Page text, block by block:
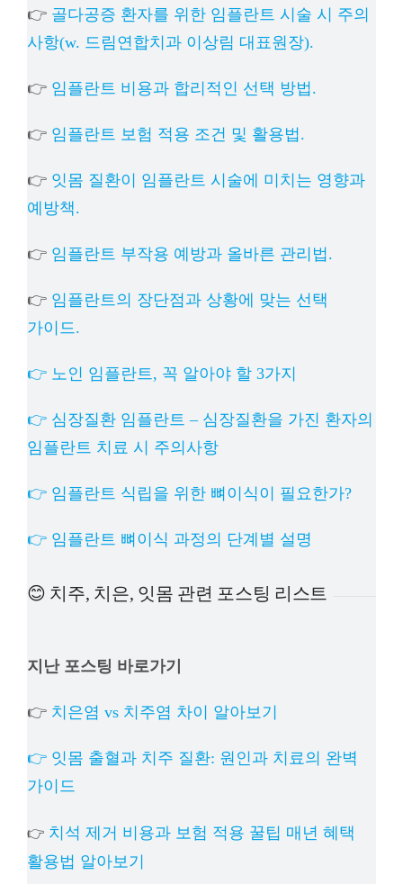
👉 골다공증 환자를 위한 임플란트 시술 시 주의
사항(w. 드림연합치과 이상림 대표원장).
👉 임플란트 비용과 합리적인 선택 방법.
👉 임플란트 보험 적용 조건 및 활용법.
👉 잇몸 질환이 임플란트 시술에 미치는 영향과
예방책.
👉 임플란트 부작용 예방과 올바른 관리법.
👉 임플란트의 장단점과 상황에 맞는 선택
가이드.
👉 노인 임플란트, 꼭 알아야 할 3가지
👉 심장질환 임플란트 – 심장질환을 가진 환자의
임플란트 치료 시 주의사항
👉 임플란트 식립을 위한 뼈이식이 필요한가?
👉 임플란트 뼈이식 과정의 단계별 설명
😊 치주, 치은, 잇몸 관련 포스팅 리스트
지난 포스팅 바로가기
👉 치은염 vs 치주염 차이 알아보기
👉 잇몸 출혈과 치주 질환: 원인과 치료의 완벽
가이드
👉 치석 제거 비용과 보험 적용 꿀팁 매년 혜택
활용법 알아보기